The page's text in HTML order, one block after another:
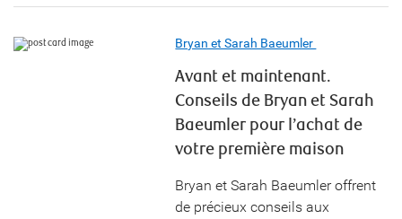
Bryan et Sarah Baeumler
Avant et maintenant.
Conseils de Bryan et Sarah
Baeumler pour l’achat de
votre première maison
Bryan et Sarah Baeumler offrent
de précieux conseils aux